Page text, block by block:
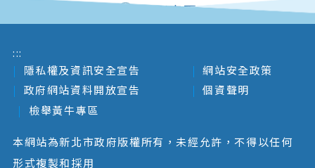
回列表頁
:::
隱私權及資訊安全宣告
網站安全政策
政府網站資料開放宣告
個資聲明
檢舉黃牛專區
本網站為新北市政府版權所有，未經允許，不得以任何
形式複製和採用